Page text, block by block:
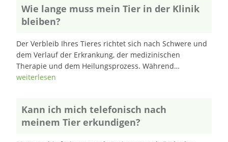
Wie lange muss mein Tier in der Klinik
bleiben?
Der Verbleib Ihres Tieres richtet sich nach Schwere und
dem Verlauf der Erkrankung, der medizinischen
Therapie und dem Heilungsprozess. Während…
weiterlesen
Kann ich mich telefonisch nach
meinem Tier erkundigen?